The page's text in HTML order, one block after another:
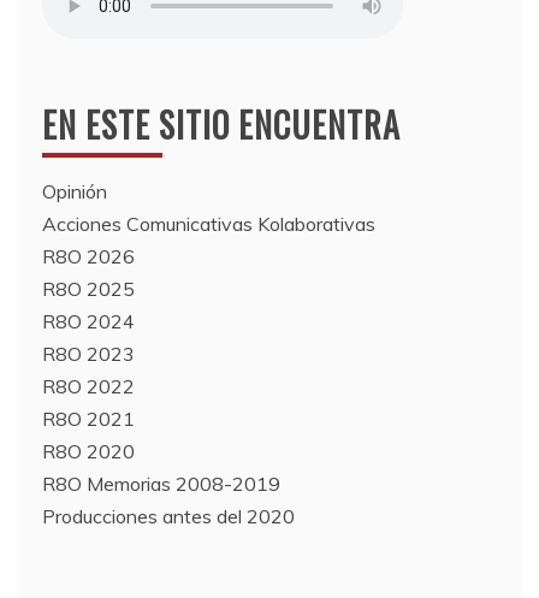
EN ESTE SITIO ENCUENTRA
Opinión
Acciones Comunicativas Kolaborativas
R8O 2026
R8O 2025
R8O 2024
R8O 2023
R8O 2022
R8O 2021
R8O 2020
R8O Memorias 2008-2019
Producciones antes del 2020